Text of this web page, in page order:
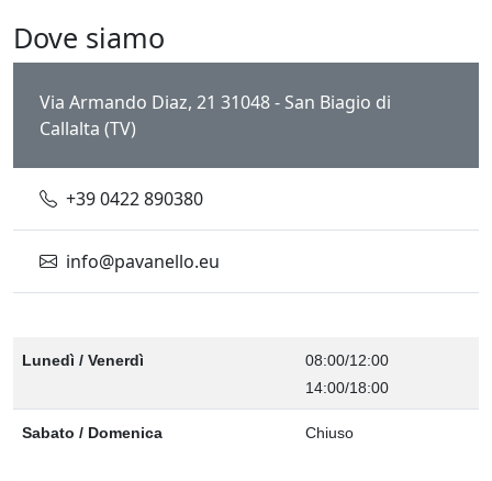
Dove siamo
Via Armando Diaz, 21 31048 - San Biagio di
Callalta (TV)
+39 0422 890380
info@pavanello.eu
Lunedì / Venerdì
08:00/12:00
14:00/18:00
Sabato / Domenica Chiuso